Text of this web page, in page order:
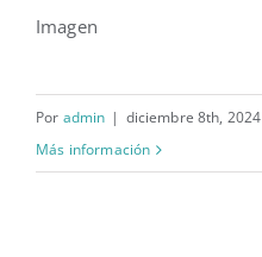
Imagen
Por admin | diciembre 8th, 2024
Más información